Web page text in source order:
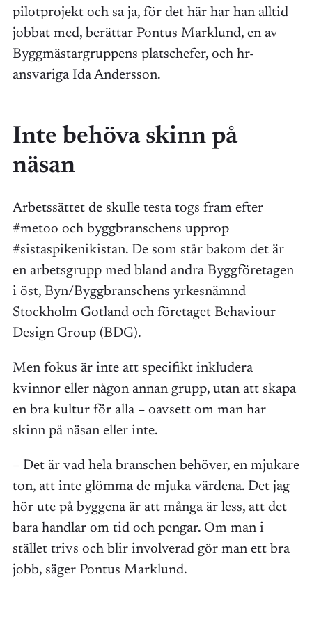
pilotprojekt och sa ja, för det här har han alltid
jobbat med, berättar Pontus Marklund, en av
Byggmästargruppens platschefer, och hr-
ansvariga Ida Andersson.
Inte behöva skinn på
näsan
Arbetssättet de skulle testa togs fram efter
#metoo och byggbranschens upprop
#sistaspikenikistan. De som står bakom det är
en arbetsgrupp med bland andra Byggföretagen
i öst, Byn/Byggbranschens yrkesnämnd
Stockholm Gotland och företaget Behaviour
Design Group (BDG).
Men fokus är inte att specifikt inkludera
kvinnor eller någon annan grupp, utan att skapa
en bra kultur för alla – oavsett om man har
skinn på näsan eller inte.
– Det är vad hela branschen behöver, en mjukare
ton, att inte glömma de mjuka värdena. Det jag
hör ute på byggena är att många är less, att det
bara handlar om tid och pengar. Om man i
stället trivs och blir involverad gör man ett bra
jobb, säger Pontus Marklund.